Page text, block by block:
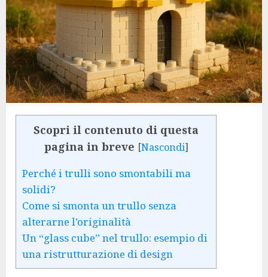
Scopri il contenuto di questa
pagina in breve [Nascondi]
Perché i trulli sono smontabili ma
solidi?
Come si smonta un trullo senza
alterarne l’originalità
Un “glass cube” nel trullo: esempio di
una ristrutturazione di design